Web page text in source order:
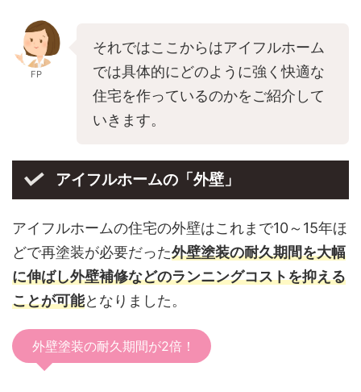
FP
それではここからはアイフルホーム
では具体的にどのように強く快適な
住宅を作っているのかをご紹介して
いきます。
アイフルホームの「外壁」
アイフルホームの住宅の外壁はこれまで10～15年ほ
どで再塗装が必要だった外壁塗装の耐久期間を大幅
に伸ばし外壁補修などのランニングコストを抑える
ことが可能となりました。
外壁塗装の耐久期間が2倍！